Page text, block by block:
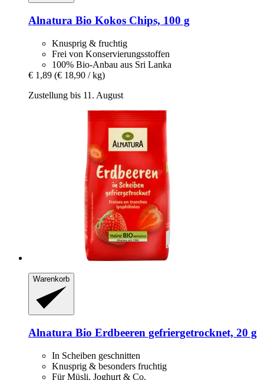
Alnatura Bio Kokos Chips, 100 g
Knusprig & fruchtig
Frei von Konservierungsstoffen
100% Bio-Anbau aus Sri Lanka
€ 1,89 (€ 18,90 / kg)
Zustellung bis 11. August
Warenkorb
Alnatura Bio Erdbeeren gefriergetrocknet, 20 g
In Scheiben geschnitten
Knusprig & besonders fruchtig
Für Müsli, Joghurt & Co.